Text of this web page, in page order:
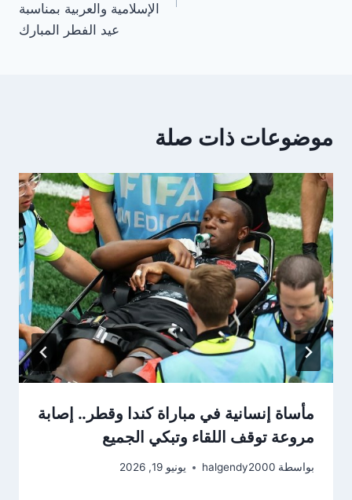
الإسلامية والعربية بمناسبة
عيد الفطر المبارك
موضوعات ذات صلة
مأساة إنسانية في مباراة كندا وقطر.. إصابة
مروعة توقف اللقاء وتبكي الجميع
بواسطة halgendy2000 يونيو 19, 2026